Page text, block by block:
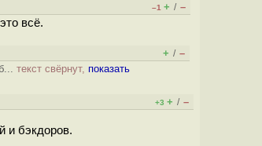
–1 + / –
всё.
+ / –
текст свёрнут, показать
+3 + / –
и бэкдоров.